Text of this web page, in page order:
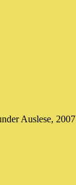
Auslese, 2007